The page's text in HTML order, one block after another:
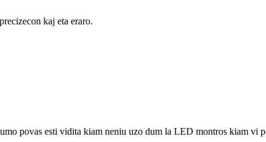
kaj eta eraro.
povas esti vidita kiam neniu uzo dum la LED montros kiam vi